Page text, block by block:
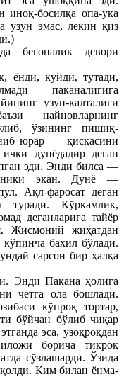
иноқ-босилқа опа-ука
узун эмас, лекин қиз
бегоналик девори
ёнди, куйди, тутади,
— паканалигига
узун-калталиги
найновларнинг
ўзининг пишиқ-
юрар — қисқасини
дунёдадир деган
эди. Энди билса —
экан. Дунё —
Ақл-фаросат деган
туради. Кўркамлик,
деганларига тайёр
Жисмоний жиҳатдан
бахил бўлади.
сарсон бир ҳалқа
Энди Пакана ҳолига
четга ола бошлади.
кўпроқ тортар,
бўйчан бўлиб чиқар
эса, узоқроқдан
борича тикроқ
сўзлашарди. Ўзида
қолди. Ким билан ёнма-